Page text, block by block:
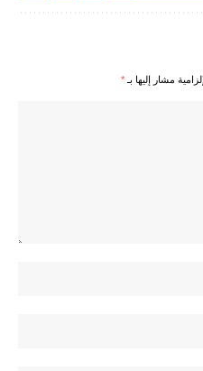
مشار إليها بـ*